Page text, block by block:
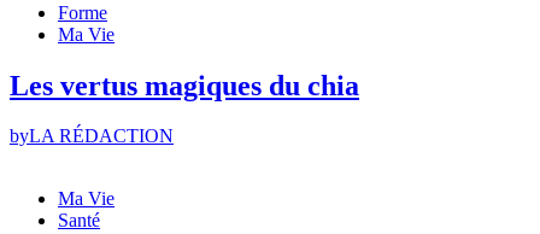
Forme
Ma Vie
Les vertus magiques du chia
byLA RÉDACTION
Ma Vie
Santé